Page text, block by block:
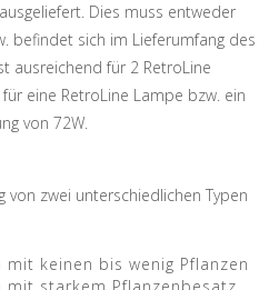
ausgeliefert. Dies muss entweder
befindet sich im Lieferumfang des
ausreichend für 2 RetroLine
für eine RetroLine Lampe bzw. ein
von 72W.
von zwei unterschiedlichen Typen
mit keinen bis wenig Pflanzen